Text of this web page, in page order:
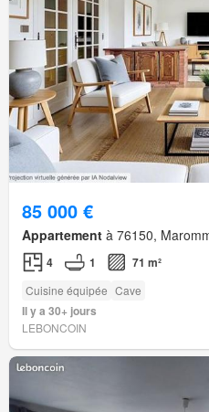
85 000 €
Appartement à 76150,
4 1 71 m²
Cuisine équipée Cave
Il y a 30+ jours
LEBONCOIN